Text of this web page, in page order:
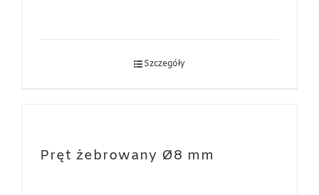
Szczegóły
Pręt żebrowany Ø8 mm